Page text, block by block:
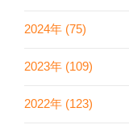
2024年 (75)
2023年 (109)
2022年 (123)